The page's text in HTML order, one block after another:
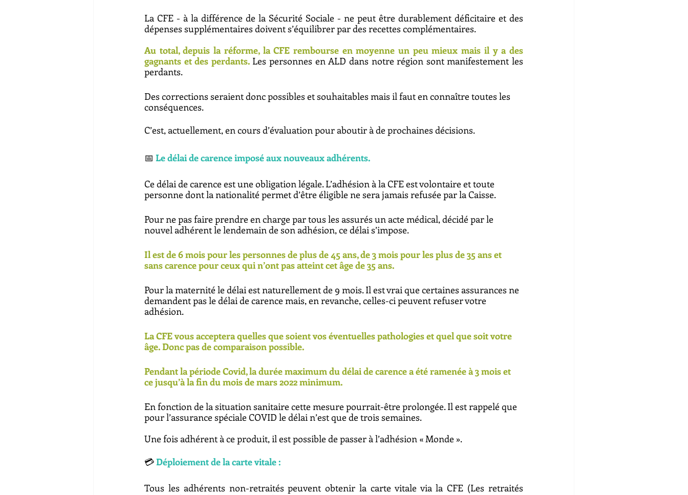
La CFE - à la différence de la Sécurité Sociale - ne peut être durablement déficitaire et des
dépenses supplémentaires doivent s’équilibrer par des recettes complémentaires.
Au total, depuis la réforme, la CFE rembourse en moyenne un peu mieux mais il y a des
gagnants et des perdants. Les personnes en ALD dans notre région sont manifestement les
perdants.
Des corrections seraient donc possibles et souhaitables mais il faut en connaître toutes les
conséquences.
C’est, actuellement, en cours d’évaluation pour aboutir à de prochaines décisions.
📅 Le délai de carence imposé aux nouveaux adhérents.
Ce délai de carence est une obligation légale. L’adhésion à la CFE est volontaire et toute
personne dont la nationalité permet d’être éligible ne sera jamais refusée par la Caisse.
Pour ne pas faire prendre en charge par tous les assurés un acte médical, décidé par le
nouvel adhérent le lendemain de son adhésion, ce délai s’impose.
Il est de 6 mois pour les personnes de plus de 45 ans, de 3 mois pour les plus de 35 ans et
sans carence pour ceux qui n’ont pas atteint cet âge de 35 ans.
Pour la maternité le délai est naturellement de 9 mois. Il est vrai que certaines assurances ne
demandent pas le délai de carence mais, en revanche, celles-ci peuvent refuser votre
adhésion.
La CFE vous acceptera quelles que soient vos éventuelles pathologies et quel que soit votre
âge. Donc pas de comparaison possible.
Pendant la période Covid, la durée maximum du délai de carence a été ramenée à 3 mois et
ce jusqu’à la fin du mois de mars 2022 minimum.
En fonction de la situation sanitaire cette mesure pourrait-être prolongée. Il est rappelé que
pour l’assurance spéciale COVID le délai n’est que de trois semaines.
Une fois adhérent à ce produit, il est possible de passer à l’adhésion « Monde ».
💳 Déploiement de la carte vitale :
Tous les adhérents non-retraités peuvent obtenir la carte vitale via la CFE (Les retraités